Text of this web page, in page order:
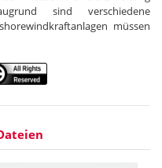
sind verschiedene
müssen